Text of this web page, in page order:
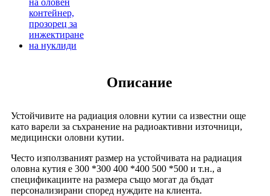
Описание
Устойчивите на радиация оловни кутии са известни още
като варели за съхранение на радиоактивни източници,
медицински оловни кутии.
Често използваният размер на устойчивата на радиация
оловна кутия е 300 *300 400 *400 500 *500 и т.н., а
спецификациите на размера също могат да бъдат
персонализирани според нуждите на клиента.